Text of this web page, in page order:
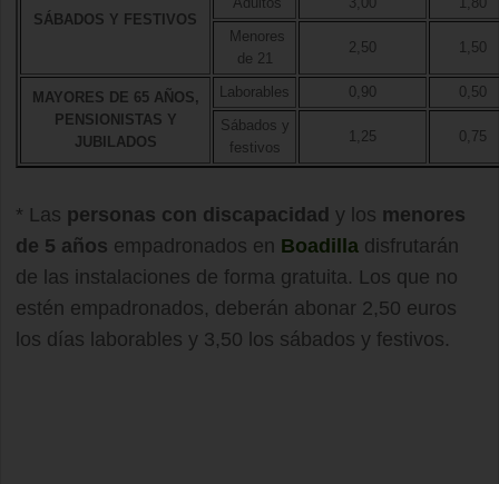
SÁBADOS Y FESTIVOS
Menores
de 21
2,50 1,50
MAYORES DE 65 AÑOS,
PENSIONISTAS Y
JUBILADOS
Laborables 0,90
0,50
Sábados y
festivos
1,25 0,75
* Las personas con discapacidad y los menores
de 5 años empadronados en Boadilla disfrutarán
de las instalaciones de forma gratuita. Los que no
estén empadronados, deberán abonar 2,50 euros
los días laborables y 3,50 los sábados y festivos.